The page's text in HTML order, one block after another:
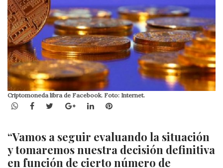
Criptomoneda libra de Facebook. Foto: Internet.
WhatsApp
Facebook
TwitterGoogle+LinkedInPinterest
“Vamos a seguir evaluando la situación
y tomaremos nuestra decisión definitiva
en función de cierto número de